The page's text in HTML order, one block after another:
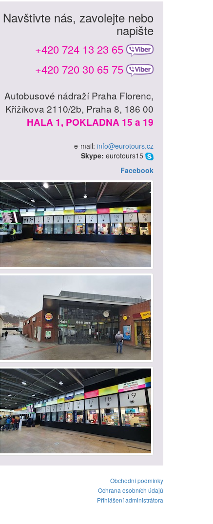
Navštivte nás, zavolejte nebo
napište
+420 724 13 23 65
+420 720 30 65 75
Autobusové nádraží Praha Florenc,
Křižíkova 2110/2b, Praha 8, 186 00
HALA 1, POKLADNA 15 a 19
e-mail: info@eurotours.cz
Skype: eurotours15
Facebook
Obchodní podmínky
Ochrana osobních údajů
Přihlášení administrátora